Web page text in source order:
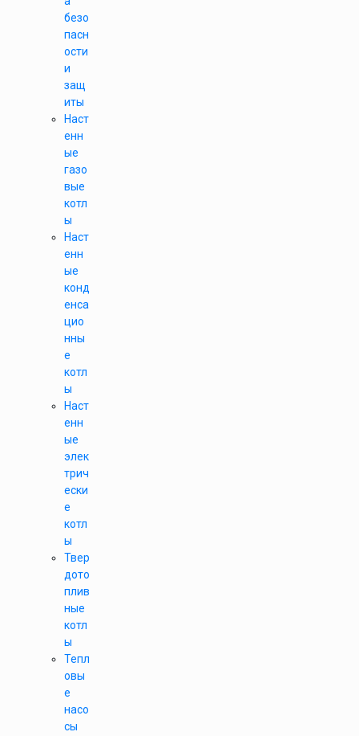
безо
пасн
ости
и
защ
иты
Наст
енн
ые
газо
вые
котл
ы
Наст
енн
ые
конд
енса
цио
нны
е
котл
ы
Наст
енн
ые
элек
трич
ески
е
котл
ы
Твер
дото
плив
ные
котл
ы
Тепл
овы
е
насо
сы